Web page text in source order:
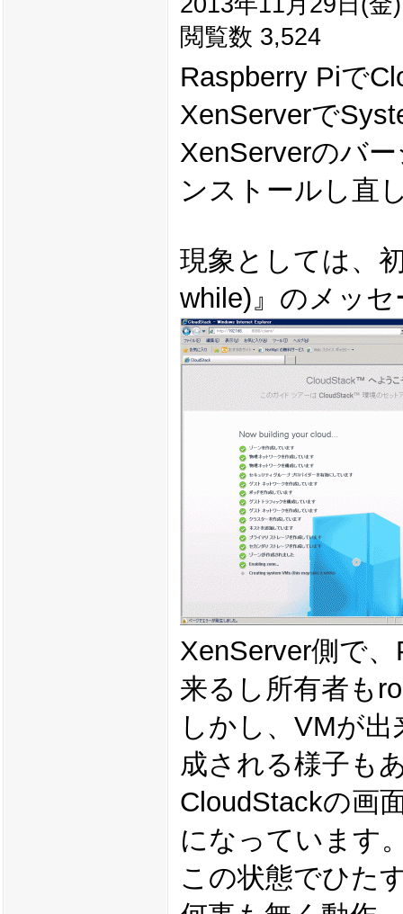
閲覧数 3,524
Raspberry Piで
XenServerで
XenServerのバ
ンストールし直
現象としては、
while)』のメッ
XenServer側で
来るし所有者も
しかし、VMが
成される様子も
CloudStackの画
になっています
この状態でひた